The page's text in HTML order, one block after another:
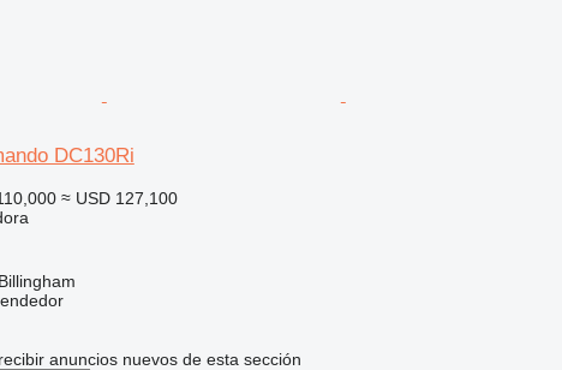
DC130Ri
≈ USD 127,100
anuncios nuevos de esta sección